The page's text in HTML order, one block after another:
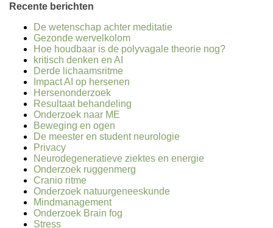
Recente berichten
De wetenschap achter meditatie
Gezonde wervelkolom
Hoe houdbaar is de polyvagale theorie nog?
kritisch denken en AI
Derde lichaamsritme
Impact AI op hersenen
Hersenonderzoek
Resultaat behandeling
Onderzoek naar ME
Beweging en ogen
De meester en student neurologie
Privacy
Neurodegeneratieve ziektes en energie
Onderzoek ruggenmerg
Cranio ritme
Onderzoek natuurgeneeskunde
Mindmanagement
Onderzoek Brain fog
Stress